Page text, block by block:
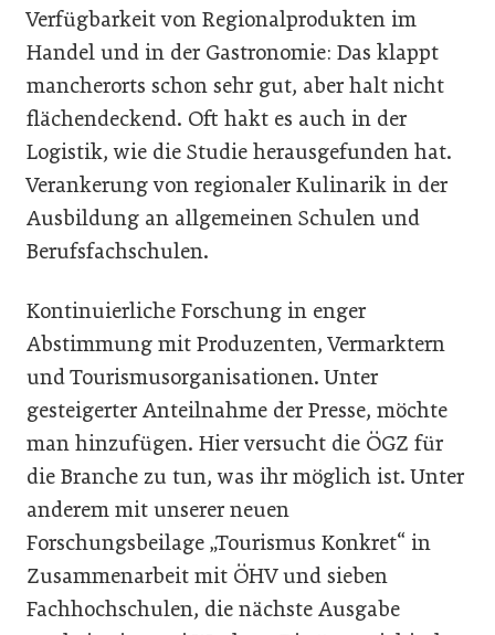
Verfügbarkeit von Regionalprodukten im
Handel und in der Gastronomie: Das klappt
mancherorts schon sehr gut, aber halt nicht
flächendeckend. Oft hakt es auch in der
Logistik, wie die Studie herausgefunden hat.
Verankerung von regionaler Kulinarik in der
Ausbildung an allgemeinen Schulen und
Berufsfachschulen.
Kontinuierliche Forschung in enger
Abstimmung mit Produzenten, Vermarktern
und Tourismusorganisationen. Unter
gesteigerter Anteilnahme der Presse, möchte
man hinzufügen. Hier versucht die ÖGZ für
die Branche zu tun, was ihr möglich ist. Unter
anderem mit unserer neuen
Forschungsbeilage „Tourismus Konkret“ in
Zusammenarbeit mit ÖHV und sieben
Fachhochschulen, die nächste Ausgabe